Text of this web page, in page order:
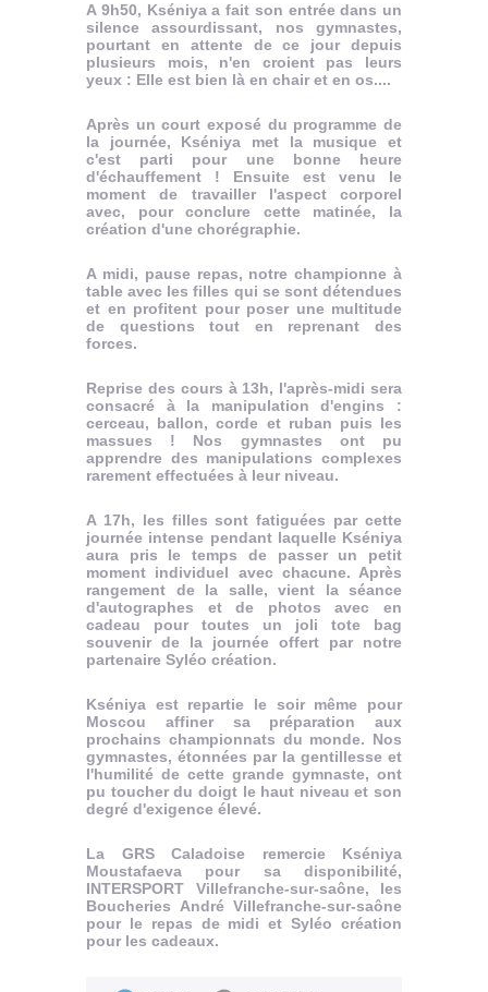
A 9h50, Kséniya a fait son entrée dans un
silence assourdissant, nos gymnastes,
pourtant en attente de ce jour depuis
plusieurs mois, n'en croient pas leurs
yeux : Elle est bien là en chair et en os....
Après un court exposé du programme de
la journée, Kséniya met la musique et
c'est parti pour une bonne heure
d'échauffement ! Ensuite est venu le
moment de travailler l'aspect corporel
avec, pour conclure cette matinée, la
création d'une chorégraphie.
A midi, pause repas, notre championne à
table avec les filles qui se sont détendues
et en profitent pour poser une multitude
de questions tout en reprenant des
forces.
Reprise des cours à 13h, l'après-midi sera
consacré à la manipulation d'engins :
cerceau, ballon, corde et ruban puis les
massues ! Nos gymnastes ont pu
apprendre des manipulations complexes
rarement effectuées à leur niveau.
A 17h, les filles sont fatiguées par cette
journée intense pendant laquelle Kséniya
aura pris le temps de passer un petit
moment individuel avec chacune. Après
rangement de la salle, vient la séance
d'autographes et de photos avec en
cadeau pour toutes un joli tote bag
souvenir de la journée offert par notre
partenaire Syléo création.
Kséniya est repartie le soir même pour
Moscou affiner sa préparation aux
prochains championnats du monde. Nos
gymnastes, étonnées par la gentillesse et
l'humilité de cette grande gymnaste, ont
pu toucher du doigt le haut niveau et son
degré d'exigence élevé.
La GRS Caladoise remercie Kséniya
Moustafaeva pour sa disponibilité,
INTERSPORT Villefranche-sur-saône, les
Boucheries André Villefranche-sur-saône
pour le repas de midi et Syléo création
pour les cadeaux.